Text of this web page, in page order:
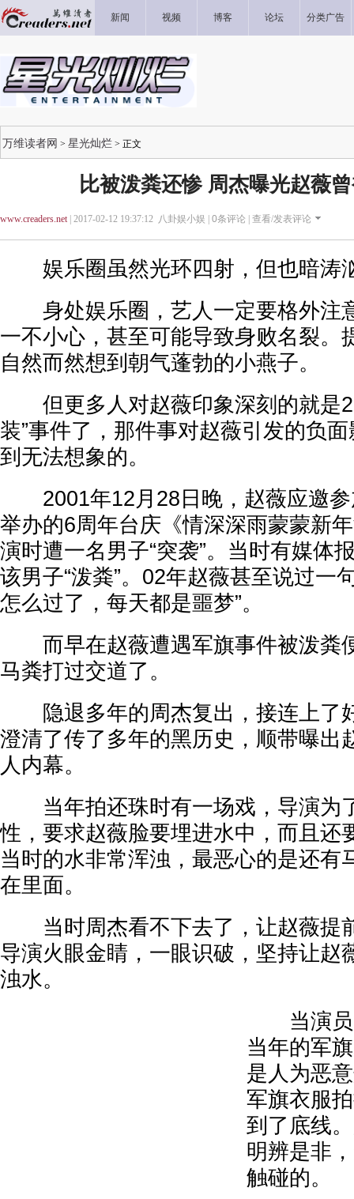
新闻 视频 博客 论坛 分类广告
万维读者网 > 星光灿烂 > 正文
比被泼粪还惨 周杰曝光赵薇
www.creaders.net| 2017-02-12 19:37:12 八卦娱小娱 | 0条评论 | 查看/发表评论
娱乐圈虽然光环四射，但也暗涛
身处娱乐圈，艺人一定要格外注
一不小心，甚至可能导致身败名裂。
自然而然想到朝气蓬勃的小燕子。
但更多人对赵薇印象深刻的就是
装”事件了，那件事对赵薇引发的负
到无法想象的。
2001年12月28日晚，赵薇应邀参
举办的6周年台庆《情深深雨蒙蒙新
演时遭一名男子“突袭”。当时有媒体
该男子“泼粪”。02年赵薇甚至说过一
怎么过了，每天都是噩梦”。
而早在赵薇遭遇军旗事件被泼粪
马粪打过交道了。
隐退多年的周杰复出，接连上了
澄清了传了多年的黑历史，顺带曝出
人内幕。
当年拍还珠时有一场戏，导演为
性，要求赵薇脸要埋进水中，而且还
当时的水非常浑浊，最恶心的是还有
在里面。
当时周杰看不下去了，让赵薇提
导演火眼金睛，一眼识破，坚持让赵
浊水。
当演员
当年的军
是人为恶
军旗衣服
到了底线
明辨是非
触碰的。